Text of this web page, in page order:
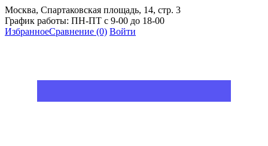
Москва, Спартаковская площадь, 14, стр. 3
График работы: ПН-ПТ с 9-00 до 18-00
ИзбранноеСравнение (0) Войти